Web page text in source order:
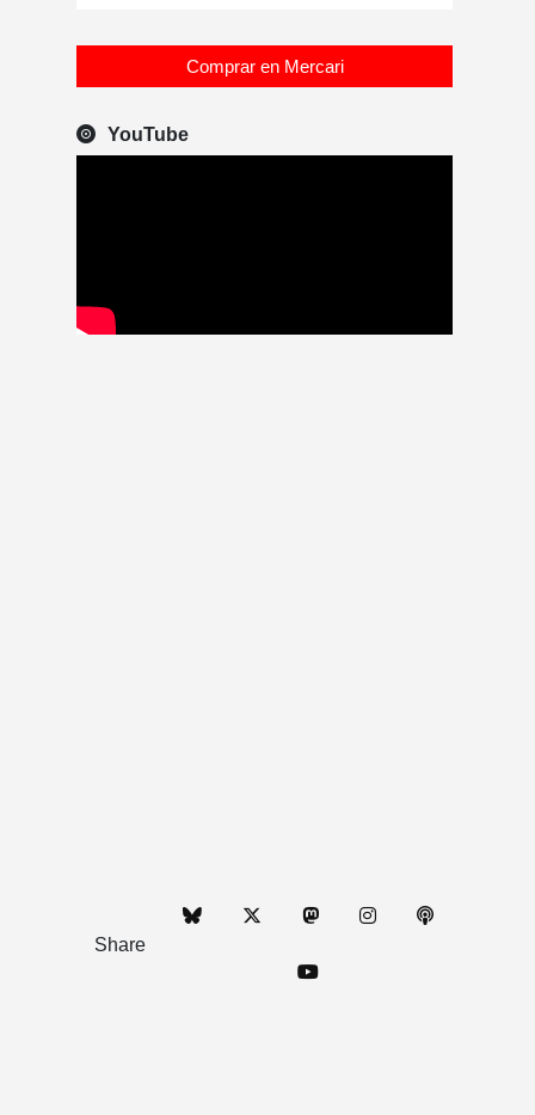
Comprar en Mercari
YouTube
Share